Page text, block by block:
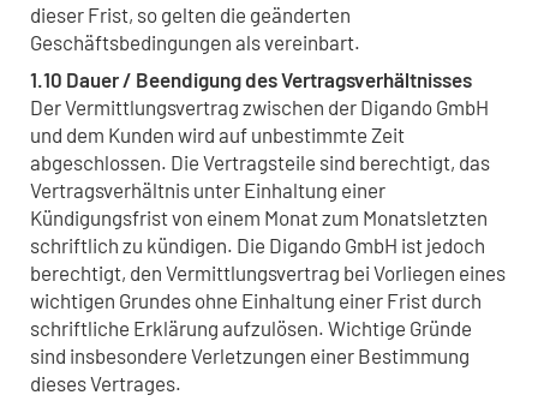
dieser Frist, so gelten die geänderten
Geschäftsbedingungen als vereinbart.
1.10 Dauer / Beendigung des Vertragsverhältnisses
Der Vermittlungsvertrag zwischen der Digando GmbH
und dem Kunden wird auf unbestimmte Zeit
abgeschlossen. Die Vertragsteile sind berechtigt, das
Vertragsverhältnis unter Einhaltung einer
Kündigungsfrist von einem Monat zum Monatsletzten
schriftlich zu kündigen. Die Digando GmbH ist jedoch
berechtigt, den Vermittlungsvertrag bei Vorliegen eines
wichtigen Grundes ohne Einhaltung einer Frist durch
schriftliche Erklärung aufzulösen. Wichtige Gründe
sind insbesondere Verletzungen einer Bestimmung
dieses Vertrages.